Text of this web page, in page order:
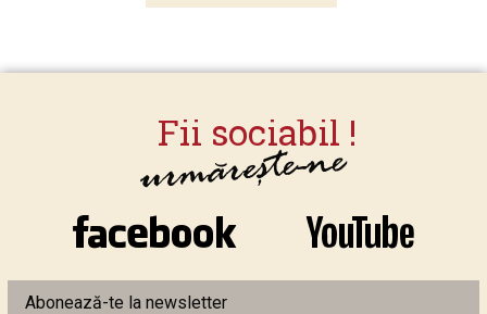
Abonează-te la newsletter